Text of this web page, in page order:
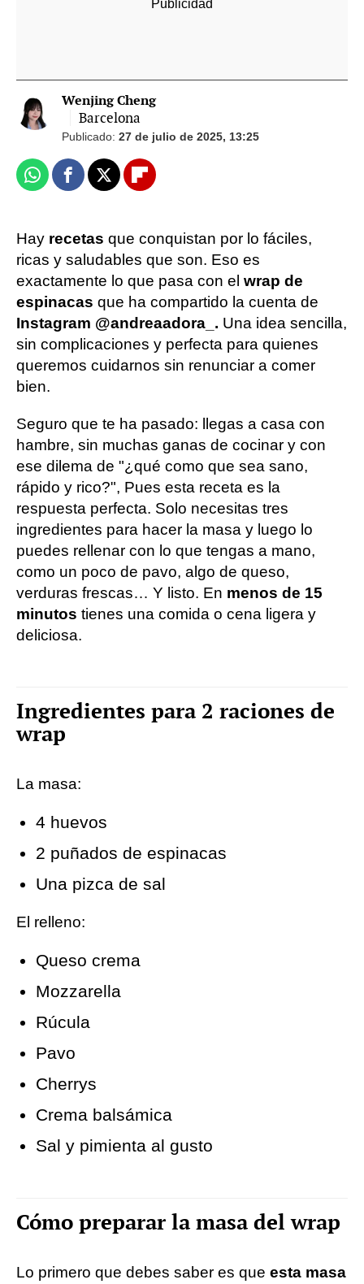
Wenjing Cheng
Barcelona
Publicado: 27 de julio de 2025, 13:25
WhatsappFacebook
X Flipboard
Hay recetas que conquistan por lo fáciles,
ricas y saludables que son. Eso es
exactamente lo que pasa con el wrap de
espinacas que ha compartido la cuenta de
Instagram @andreaadora_. Una idea sencilla,
sin complicaciones y perfecta para quienes
queremos cuidarnos sin renunciar a comer
bien.
Seguro que te ha pasado: llegas a casa con
hambre, sin muchas ganas de cocinar y con
ese dilema de "¿qué como que sea sano,
rápido y rico?", Pues esta receta es la
respuesta perfecta. Solo necesitas tres
ingredientes para hacer la masa y luego lo
puedes rellenar con lo que tengas a mano,
como un poco de pavo, algo de queso,
verduras frescas… Y listo. En menos de 15
minutos tienes una comida o cena ligera y
deliciosa.
Ingredientes para 2 raciones de
wrap
La masa:
4 huevos
2 puñados de espinacas
Una pizca de sal
El relleno:
Queso crema
Mozzarella
Rúcula
Pavo
Cherrys
Crema balsámica
Sal y pimienta al gusto
Cómo preparar la masa del wrap
Lo primero que debes saber es que esta masa